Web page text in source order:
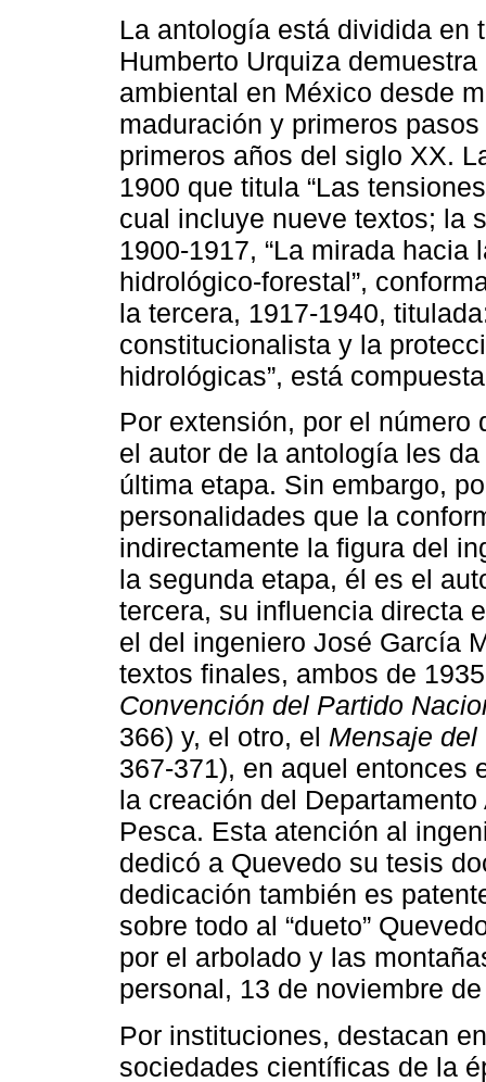
La antología está dividida en
Humberto Urquiza
ambiental en México desde
maduración y primeros
primeros años del siglo XX.
1900 que titula “Las
cual incluye nueve textos; la
1900-1917, “La mirada
hidrológico-forestal”,
la tercera, 1917-1940,
constitucionalista y la
hidrológicas”, está
Por extensión, por el
el autor de la antología les
última etapa. Sin embargo,
personalidades que la
indirectamente la figura del
la segunda etapa, él es el
tercera, su influencia directa
el del ingeniero José García
textos finales, ambos de
Convención del Partido
366) y, el otro, el Mensaje
367-371), en aquel entonces
la creación del
Pesca. Esta atención al
dedicó a Quevedo su tesis
dedicación también es
sobre todo al “dueto”
por el arbolado y las
personal, 13 de noviembre
Por instituciones, destacan
sociedades científicas de la